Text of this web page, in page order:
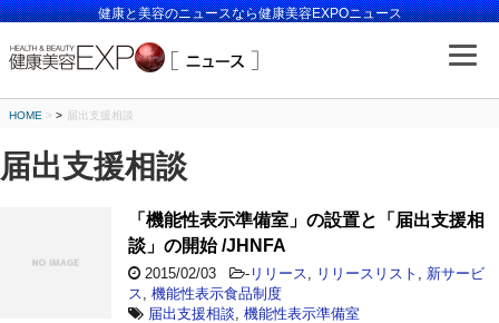
健康と美容のニュースなら健康美容EXPOニュース
HOME > 届出支援相談
届出支援相談
「機能性表示準備室」の設置と「届出支援相
談」の開始 /JHNFA
2015/02/03 - リリース リリースリスト
新サービ
ス
機能性表示食品制度
届出支援相談 機能性表示準備室